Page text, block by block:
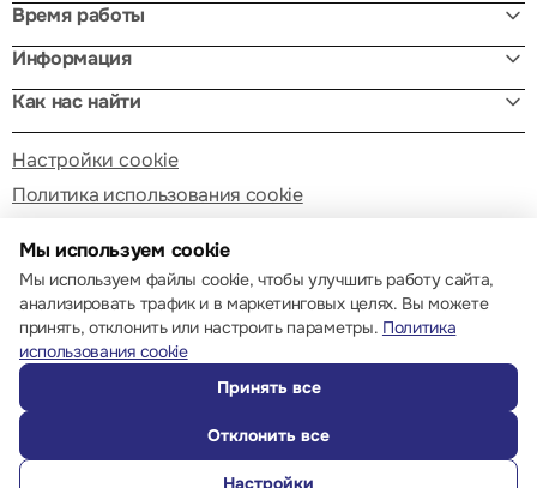
Время работы
Информация
Как нас найти
Настройки cookie
Политика использования cookie
© 2013 – 2026 ECOM
Мы используем cookie
Мы используем файлы cookie, чтобы улучшить работу сайта,
анализировать трафик и в маркетинговых целях. Вы можете
принять, отклонить или настроить параметры. Политика
использования cookie
Принять все
Отклонить все
Настройки